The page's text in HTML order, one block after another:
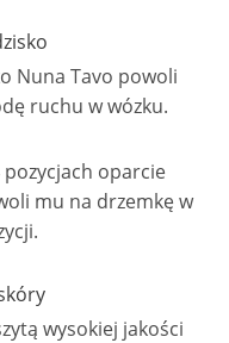
Nuna Tavo powoli
ruchu w wózku.
oparcie
mu na drzemkę w
wysokiej jakości